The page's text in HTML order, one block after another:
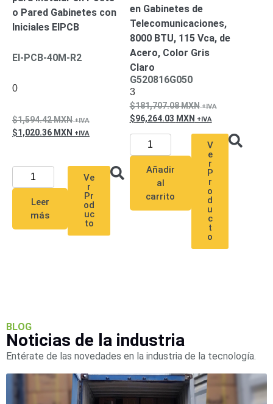
SD /
Memorias
(SSD)
Software
CloudHIKVISION
Videograbadoras
Móviles,
Dash
Cams
Videoporteros
e
Interfonos
AccesoriosIntercomunicadoresVideoporteros
o Pared Gabinetes con
Iniciales EIPCB
EI-PCB-40M-R2
0
1,594.42MXN
1,020.36 MXN
Leer
más
Ve
r
Pr
od
uc
to
en Gabinetes de
Telecomunicaciones,
8000 BTU, 115 Vca, de
Acero, Color Gris
Claro
G520816G050
3
181,707.08MXN
96,264.03 MXN
Añadir
al
carrito
V
e
r
P
r
o
d
u
c
t
o
BLOG
Noticias de la industria
Entérate de las novedades en la industria de la tecnología.